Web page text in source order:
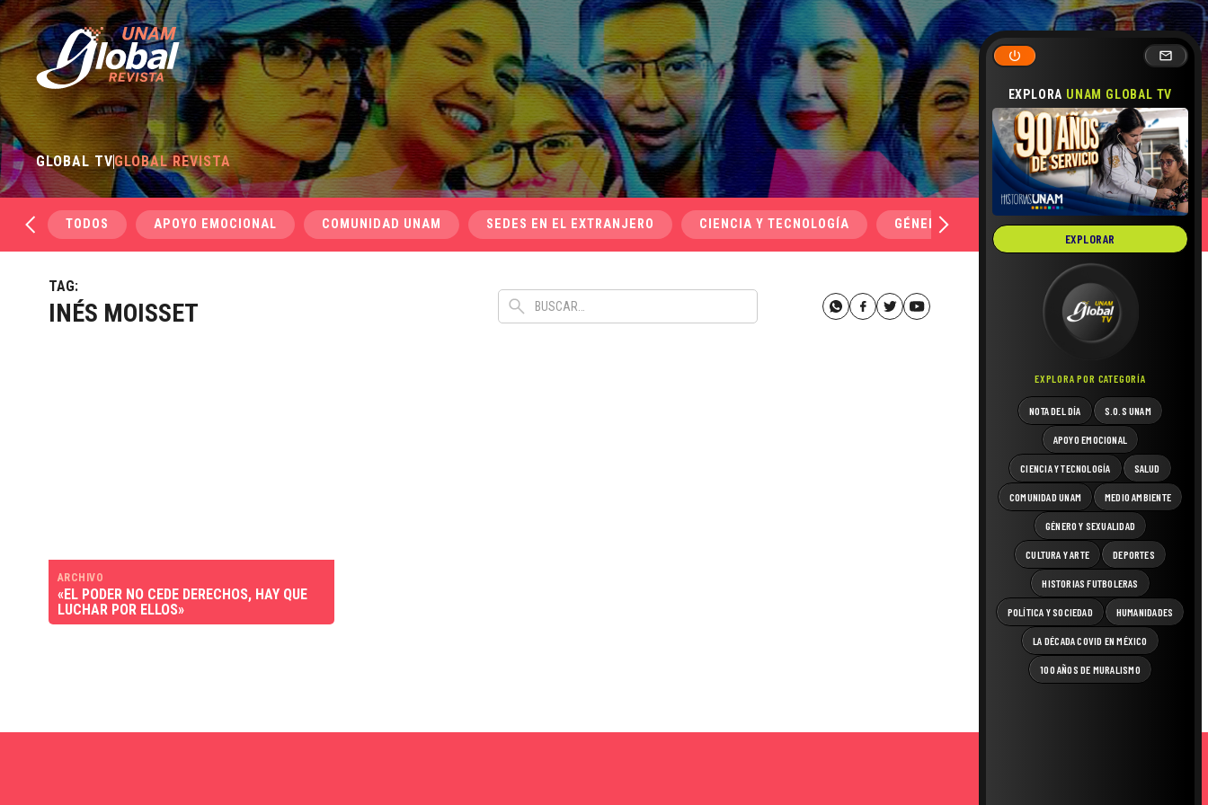
EXPLORA UNAM GLOBAL TV
EXPLORAR
EXPLORA POR CATEGORÍA
NOTA DEL DÍA S.O.S UNAM
APOYO EMOCIONAL
CIENCIA Y TECNOLOGÍA SALUD
COMUNIDAD UNAM MEDIO AMBIENTE
GÉNERO Y SEXUALIDAD
CULTURA Y ARTE DEPORTES
HISTORIAS FUTBOLERAS
POLÍTICA Y SOCIEDAD HUMANIDADES
LA DÉCADA COVID EN MÉXICO
100 AÑOS DE MURALISMO
GLOBAL TVGLOBAL REVISTA
TODOS APOYO EMOCIONAL COMUNIDAD UNAM SEDES EN EL EXTRANJERO CIENCIA Y TECNOLOGÍA GÉNERO Y SEXUALIDAD SALUD
TAG:
INÉS MOISSET
ARCHIVO
«EL PODER NO CEDE DERECHOS, HAY QUE
LUCHAR POR ELLOS»